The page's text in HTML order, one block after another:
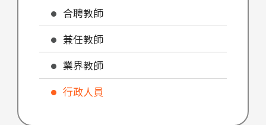
合聘教師
兼任教師
業界教師
行政人員